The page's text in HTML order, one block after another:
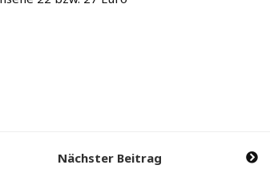
Nächster Beitrag